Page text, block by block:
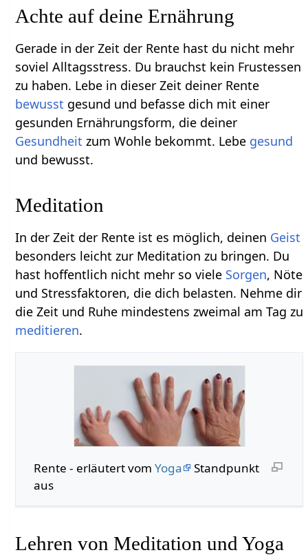
Achte auf deine Ernährung
Gerade in der Zeit der Rente hast du nicht mehr
soviel Alltagsstress. Du brauchst kein Frustessen
zu haben. Lebe in dieser Zeit deiner Rente
bewusst gesund und befasse dich mit einer
gesunden Ernährungsform, die deiner
Gesundheit zum Wohle bekommt. Lebe gesund
und bewusst.
Meditation
In der Zeit der Rente ist es möglich, deinen Geist
besonders leicht zur Meditation zu bringen. Du
hast hoffentlich nicht mehr so viele Sorgen, Nöte
und Stressfaktoren, die dich belasten. Nehme dir
die Zeit und Ruhe mindestens zweimal am Tag zu
meditieren.
Rente - erläutert vom Yoga
Standpunkt
aus
Lehren von Meditation und Yoga